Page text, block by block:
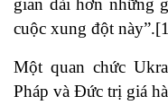
gian dài hơn những
cuộc xung đột này”.
Một quan chức
Pháp và Đức trị giá